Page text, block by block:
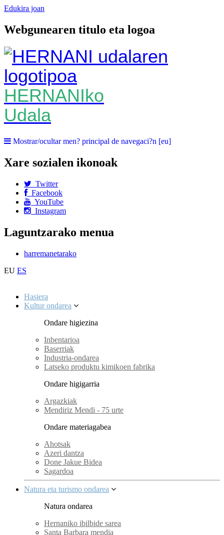
Edukira joan
Webgunearen titulo eta logoa
HERNANIko
Udala
Mostrar/ocultar men? principal de navegaci?n [eu]
Xare sozialen ikonoak
Twitter
Facebook
YouTube
Instagram
Laguntzarako menua
harremanetarako
EU ES
Hasiera
Kultur ondarea
Ondare higiezina
Inbentarioa
Baserriak
Industria-ondarea
Latseko produktu kimikoen fabrika
Ondare higigarria
Argazkiak
Mendiriz Mendi - 75 urte
Ondare materiagabea
Ahotsak
Azeri dantza
Done Jakue Bidea
Sagardoa
Natura eta turismo ondarea
Natura ondarea
Hernaniko ibilbide sarea
Santa Barbara mendia